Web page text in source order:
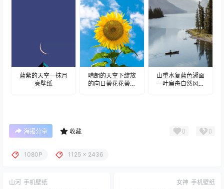
蓝紫的天空一抹月
亮壁纸
晴朗的天空下绽放
的向日葵花花葵壁
山重水复蓝色湖面
一叶扁舟自然风光
海报分享 收藏 0 0
1080P 1125 x 2436
山河 手机壁纸 女神 手机壁纸